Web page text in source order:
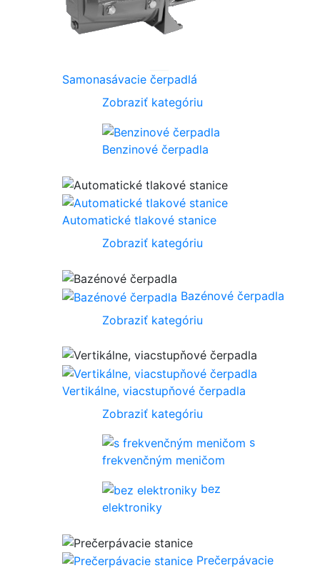
Samonasávacie čerpadlá
Zobraziť kategóriu
Benzinové čerpadla
Automatické tlakové stanice
Zobraziť kategóriu
Bazénové čerpadla
Zobraziť kategóriu
Vertikálne, viacstupňové čerpadla
Zobraziť kategóriu
s
frekvenčným meničom
bez
elektroniky
Prečerpávacie